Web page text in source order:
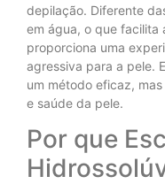
depilação. Diferente
em água, o que facilita
proporciona uma
agressiva para a pele.
um método eficaz,
e saúde da pele.
Por que